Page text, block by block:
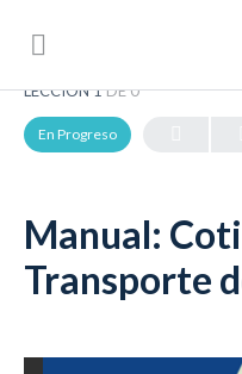
LECCIÓN 1DE 0
En Progreso
Manual:
Transporte